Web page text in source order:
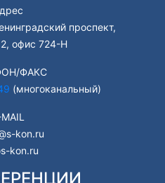
проспект,
офис 724-Н
ФАКС
(многоканальный)
kon.ru
kon.ru